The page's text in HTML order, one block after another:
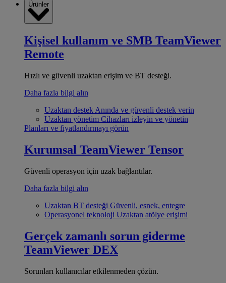
Ürünler
Kişisel kullanım ve SMB TeamViewer
Remote
Hızlı ve güvenli uzaktan erişim ve BT desteği.
Daha fazla bilgi alın
Uzaktan destek Anında ve güvenli destek verin
Uzaktan yönetim Cihazları izleyin ve yönetin
Planları ve fiyatlandırmayı görün
Kurumsal TeamViewer Tensor
Güvenli operasyon için uzak bağlantılar.
Daha fazla bilgi alın
Uzaktan BT desteği Güvenli, esnek, entegre
Operasyonel teknoloji Uzaktan atölye erişimi
Gerçek zamanlı sorun giderme
TeamViewer DEX
Sorunları kullanıcılar etkilenmeden çözün.